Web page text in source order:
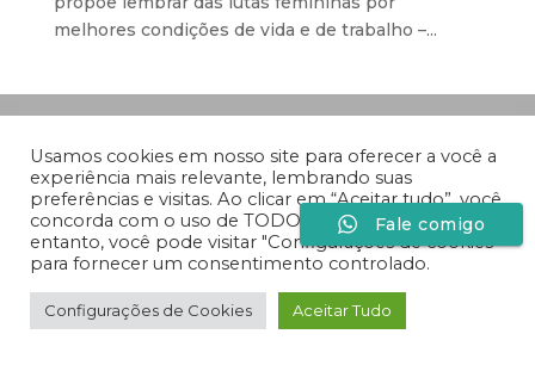
melhores condições de vida e de trabalho –...
Medida
Usamos cookies em nosso site para oferecer a você a
experiência mais relevante, lembrando suas
preferências e visitas. Ao clicar em “Aceitar tudo”, você
concorda com o uso de TODOS os cookies. No
entanto, você pode visitar "Configurações de cookies"
para fornecer um consentimento controlado.
Configurações de Cookies Aceitar Tudo
Fale comigo